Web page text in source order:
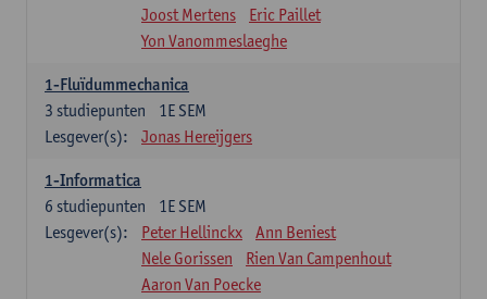
Joost Mertens
Eric Paillet
Yon Vanommeslaeghe
1-Fluïdummechanica
1E SEM
3 studiepunten
Lesgever(s):
Jonas Hereijgers
1-Informatica
1E SEM
6 studiepunten
Lesgever(s):
Peter Hellinckx
Ann Beniest
Nele Gorissen
Rien Van Campenhout
Aaron Van Poecke